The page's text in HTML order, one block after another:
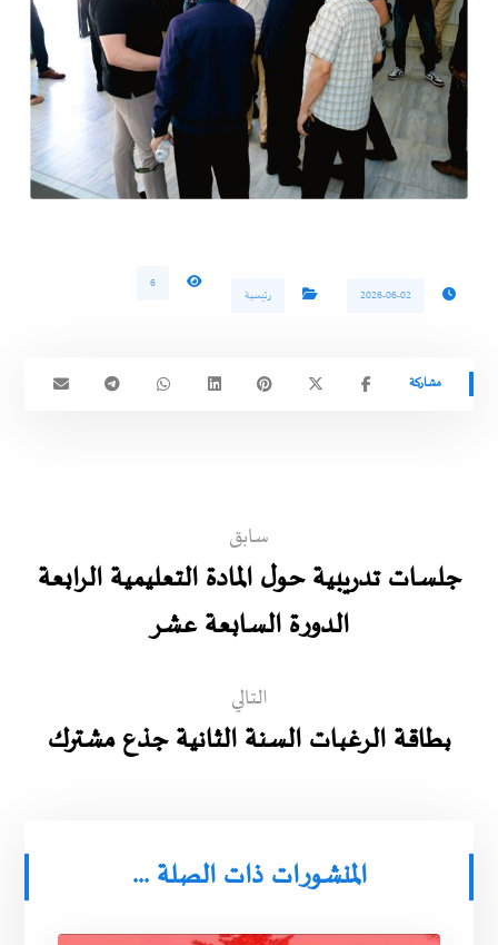
2026-06-02 رئيسية
6
سابق
جلسات تدريبية حول المادة التعليمية الرابعة
الدورة السابعة عشر
التالي
بطاقة الرغبات السنة الثانية جذع مشترك
المنشورات ذات الصلة ...